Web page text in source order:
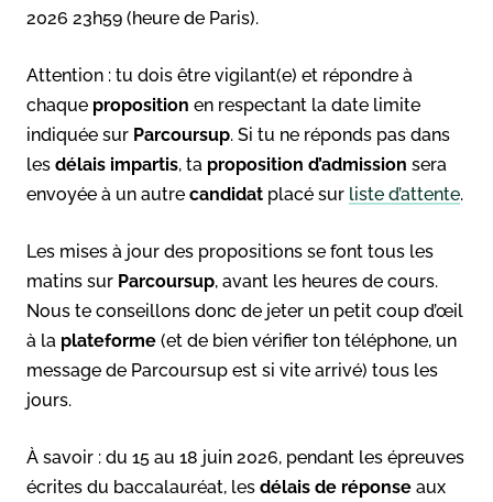
2026 23h59 (heure de Paris).
Attention : tu dois être vigilant(e) et répondre à
chaque proposition en respectant la date limite
indiquée sur Parcoursup. Si tu ne réponds pas dans
les délais impartis, ta proposition d’admission sera
envoyée à un autre candidat placé sur liste d’attente.
Les mises à jour des propositions se font tous les
matins sur Parcoursup, avant les heures de cours.
Nous te conseillons donc de jeter un petit coup d’œil
à la plateforme (et de bien vérifier ton téléphone, un
message de Parcoursup est si vite arrivé) tous les
jours.
À savoir : du 15 au 18 juin 2026, pendant les épreuves
écrites du baccalauréat, les délais de réponse aux